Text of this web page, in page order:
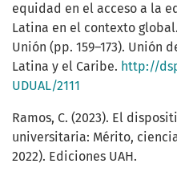
equidad en el acceso a la
Latina en el contexto global.
Unión (pp. 159–173). Unión
Latina y el Caribe. http://
UDUAL/2111
Ramos, C. (2023). El
universitaria: Mérito,
2022). Ediciones UAH.